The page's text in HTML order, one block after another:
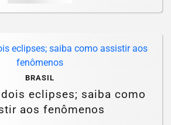
BRASIL
eclipses; saiba como
aos fenômenos